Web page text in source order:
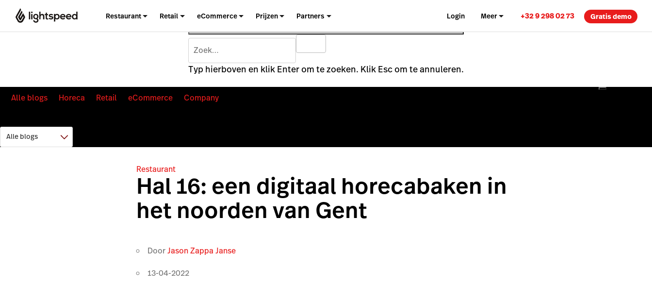
Restaurant Retail eCommerce Prijzen Partners Login Meer +32 9 298 02 73 Gratis demo
Typ hierboven en klik Enter om te zoeken. Klik Esc om te annuleren.
Alle blogs Horeca Retail eCommerce Company
Restaurant
Hal 16: een digitaal horecabaken in
het noorden van Gent
DoorJason Zappa Janse
13-04-2022